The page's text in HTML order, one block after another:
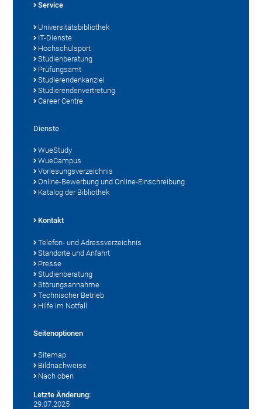
Service
Universitätsbibliothek
IT-Dienste
Hochschulsport
Studienberatung
Prüfungsamt
Studierendenkanzlei
Studierendenvertretung
Career Centre
Dienste
WueStudy
WueCampus
Vorlesungsverzeichnis
Online-Bewerbung und Online-Einschreibung
Katalog der Bibliothek
Kontakt
Telefon- und Adressverzeichnis
Standorte und Anfahrt
Presse
Studienberatung
Störungsannahme
Technischer Betrieb
Hilfe im Notfall
Seitenoptionen
Sitemap
Bildnachweise
Nach oben
Letzte Änderung:
29.07.2025